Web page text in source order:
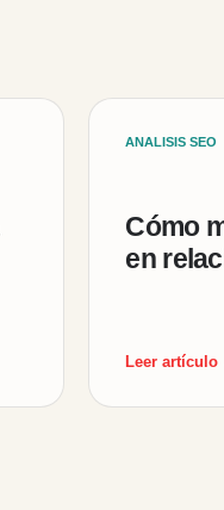
ANALISIS SEO
Cómo
en
Leer